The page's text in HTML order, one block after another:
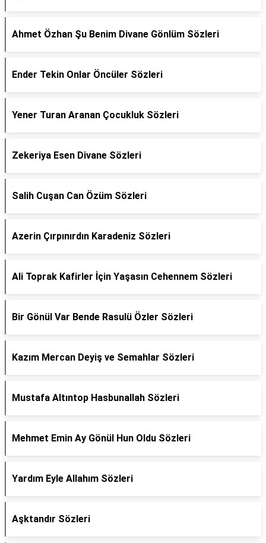
Ahmet Özhan Şu Benim Divane Gönlüm Sözleri
Ender Tekin Onlar Öncüler Sözleri
Yener Turan Aranan Çocukluk Sözleri
Zekeriya Esen Divane Sözleri
Salih Cuşan Can Özüm Sözleri
Azerin Çırpınırdın Karadeniz Sözleri
Ali Toprak Kafirler İçin Yaşasın Cehennem Sözleri
Bir Gönül Var Bende Rasulü Özler Sözleri
Kazım Mercan Deyiş ve Semahlar Sözleri
Mustafa Altıntop Hasbunallah Sözleri
Mehmet Emin Ay Gönül Hun Oldu Sözleri
Yardım Eyle Allahım Sözleri
Aşktandır Sözleri